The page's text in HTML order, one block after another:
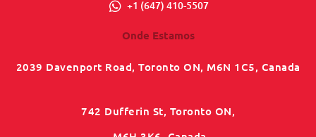
+1 (647) 410-5507
Onde Estamos
2039 Davenport Road, Toronto ON, M6N 1C5, Canada
742 Dufferin St, Toronto ON,